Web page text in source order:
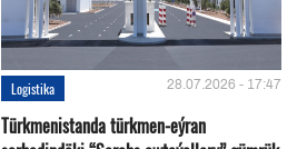
Logistika 28.07.2026 - 17:47
Türkmenistanda türkmen-eýran